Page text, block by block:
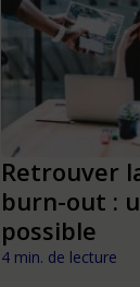
Retrouver
burn-out :
possible
4 min. de lecture